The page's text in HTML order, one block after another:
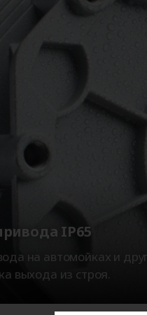
IP65
на автомойках и
выхода из строя.